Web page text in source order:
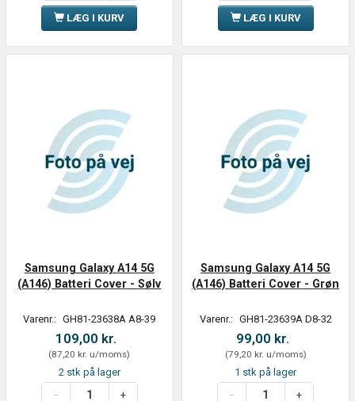
LÆG I KURV LÆG I KURV
Samsung Galaxy A14 5G
(A146) Batteri Cover - Sølv
Varenr.: GH81-23638A A8-39
109,00 kr.
(87,20 kr. u/moms)
2 stk på lager
Samsung Galaxy A14 5G
(A146) Batteri Cover - Grøn
Varenr.: GH81-23639A D8-32
99,00 kr.
(79,20 kr. u/moms)
1 stk på lager